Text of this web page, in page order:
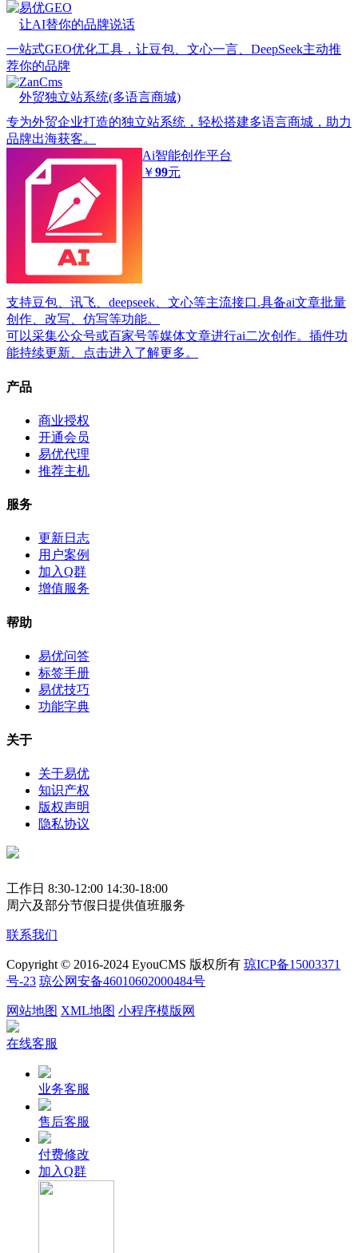
易优GEO
让AI替你的品牌说话
一站式GEO优化工具，让豆包、文心一言、DeepSeek主动推
荐你的品牌
ZanCms
外贸独立站系统(多语言商城)
专为外贸企业打造的独立站系统，轻松搭建多语言商城，助力
品牌出海获客。
Ai智能创作平台
￥99元
支持豆包、讯飞、deepseek、文心等主流接口.具备ai文章批量
创作、改写、仿写等功能。
可以采集公众号或百家号等媒体文章进行ai二次创作。插件功
能持续更新、点击进入了解更多。
产品
商业授权
开通会员
易优代理
推荐主机
服务
更新日志
用户案例
加入Q群
增值服务
帮助
易优问答
标签手册
易优技巧
功能字典
关于
关于易优
知识产权
版权声明
隐私协议
工作日 8:30-12:00 14:30-18:00
周六及部分节假日提供值班服务
联系我们
Copyright © 2016-2024 EyouCMS 版权所有 琼ICP备15003371
号-23 琼公网安备46010602000484号
网站地图 XML地图 小程序模版网
在线客服
业务客服
售后客服
付费修改
加入Q群